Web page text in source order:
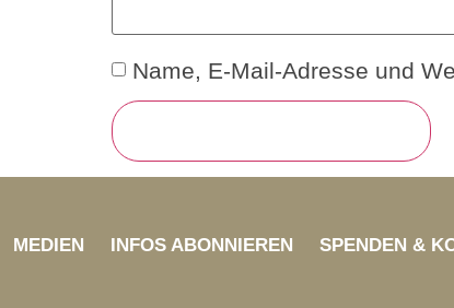
Name, E-Mail-Adresse und
MEDIEN INFOS ABONNIEREN SPENDEN &